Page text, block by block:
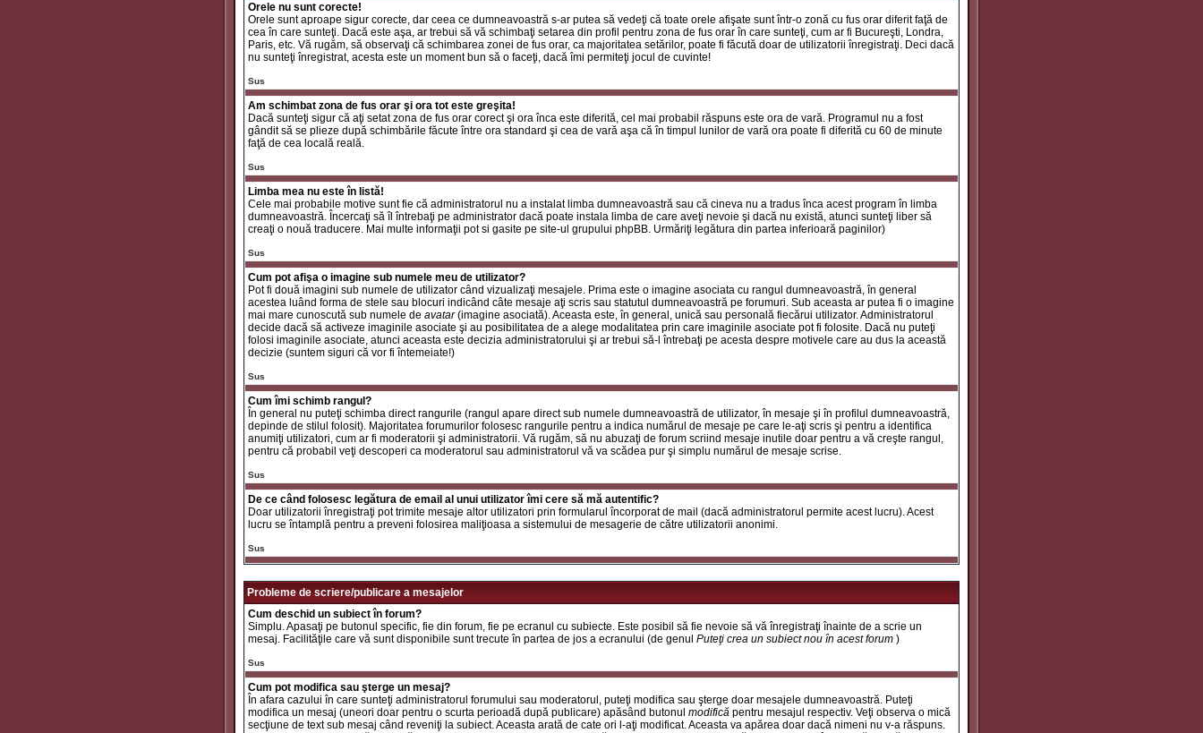
Orele nu sunt corecte!
Orele sunt aproape sigur corecte, dar ceea ce dumneavoastră s-ar putea să vedeţi că toate orele afişate sunt într-o zonă cu fus orar diferit faţă de
cea în care sunteţi. Dacă este aşa, ar trebui să vă schimbaţi setarea din profil pentru zona de fus orar în care sunteţi, cum ar fi Bucureşti, Londra,
Paris, etc. Vă rugăm, să observaţi că schimbarea zonei de fus orar, ca majoritatea setărilor, poate fi făcută doar de utilizatorii înregistraţi. Deci dacă
nu sunteţi înregistrat, acesta este un moment bun să o faceţi, dacă îmi permiteţi jocul de cuvinte!
Sus
Am schimbat zona de fus orar şi ora tot este greşita!
Dacă sunteţi sigur că aţi setat zona de fus orar corect şi ora înca este diferită, cel mai probabil răspuns este ora de vară. Programul nu a fost
gândit să se plieze după schimbările făcute între ora standard şi cea de vară aşa că în timpul lunilor de vară ora poate fi diferită cu 60 de minute
faţă de cea locală reală.
Sus
Limba mea nu este în listă!
Cele mai probabile motive sunt fie că administratorul nu a instalat limba dumneavoastră sau că cineva nu a tradus înca acest program în limba
dumneavoastră. Încercaţi să îl întrebaţi pe administrator dacă poate instala limba de care aveţi nevoie şi dacă nu există, atunci sunteţi liber să
creaţi o nouă traducere. Mai multe informaţii pot si gasite pe site-ul grupului phpBB. Urmăriţi legătura din partea inferioară paginilor)
Sus
Cum pot afişa o imagine sub numele meu de utilizator?
Pot fi două imagini sub numele de utilizator când vizualizaţi mesajele. Prima este o imagine asociata cu rangul dumneavoastră, în general
acestea luând forma de stele sau blocuri indicând câte mesaje aţi scris sau statutul dumneavoastră pe forumuri. Sub aceasta ar putea fi o imagine
mai mare cunoscută sub numele de avatar(imagine asociată). Aceasta este, în general, unică sau personală fiecărui utilizator. Administratorul
decide dacă să activeze imaginile asociate şi au posibilitatea de a alege modalitatea prin care imaginile asociate pot fi folosite. Dacă nu puteţi
folosi imaginile asociate, atunci aceasta este decizia administratorului şi ar trebui să-l întrebaţi pe acesta despre motivele care au dus la această
decizie (suntem siguri că vor fi întemeiate!)
Sus
Cum îmi schimb rangul?
În general nu puteţi schimba direct rangurile (rangul apare direct sub numele dumneavoastră de utilizator, în mesaje şi în profilul dumneavoastră,
depinde de stilul folosit). Majoritatea forumurilor folosesc rangurile pentru a indica numărul de mesaje pe care le-aţi scris şi pentru a identifica
anumiţi utilizatori, cum ar fi moderatorii şi administratorii. Vă rugăm, să nu abuzaţi de forum scriind mesaje inutile doar pentru a vă creşte rangul,
pentru că probabil veţi descoperi ca moderatorul sau administratorul vă va scădea pur şi simplu numărul de mesaje scrise.
Sus
De ce când folosesc legătura de email al unui utilizator îmi cere să mă autentific?
Doar utilizatorii înregistraţi pot trimite mesaje altor utilizatori prin formularul încorporat de mail (dacă administratorul permite acest lucru). Acest
lucru se întamplă pentru a preveni folosirea maliţioasa a sistemului de mesagerie de către utilizatorii anonimi.
Sus
Probleme de scriere/publicare a mesajelor
Cum deschid un subiect în forum?
Simplu. Apasaţi pe butonul specific, fie din forum, fie pe ecranul cu subiecte. Este posibil să fie nevoie să vă înregistraţi înainte de a scrie un
mesaj. Facilităţile care vă sunt disponibile sunt trecute în partea de jos a ecranului (de genul Puteţi crea un subiect nou în acest forum )
Sus
Cum pot modifica sau şterge un mesaj?
În afara cazului în care sunteţi administratorul forumului sau moderatorul, puteţi modifica sau şterge doar mesajele dumneavoastră. Puteţi
modifica un mesaj (uneori doar pentru o scurta perioadă după publicare) apăsând butonul modifică pentru mesajul respectiv. Veţi observa o mică
secţiune de text sub mesaj când reveniţi la subiect. Aceasta arată de cate ori l-aţi modificat. Aceasta va apărea doar dacă nimeni nu v-a răspuns.